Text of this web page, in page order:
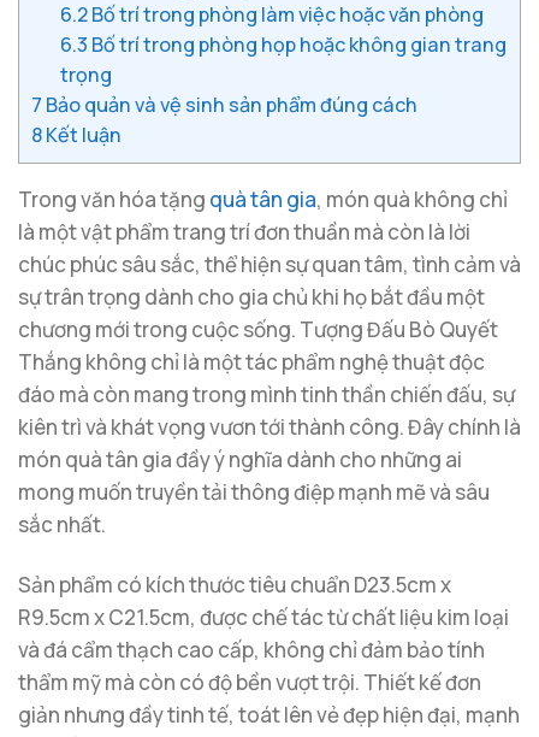
6.2Bố trí trong phòng làm việc hoặc văn phòng
6.3 Bố trí trong phòng họp hoặc không gian trang
trọng
7 Bảo quản và vệ sinh sản phẩm đúng cách
8Kết luận
Trong văn hóa tặng quà tân gia, món quà không chỉ
là một vật phẩm trang trí đơn thuần mà còn là lời
chúc phúc sâu sắc, thể hiện sự quan tâm, tình cảm và
sự trân trọng dành cho gia chủ khi họ bắt đầu một
chương mới trong cuộc sống. Tượng Đấu Bò Quyết
Thắng không chỉ là một tác phẩm nghệ thuật độc
đáo mà còn mang trong mình tinh thần chiến đấu, sự
kiên trì và khát vọng vươn tới thành công. Đây chính là
món quà tân gia đầy ý nghĩa dành cho những ai
mong muốn truyền tải thông điệp mạnh mẽ và sâu
sắc nhất.
Sản phẩm có kích thước tiêu chuẩn D23.5cm x
R9.5cm x C21.5cm, được chế tác từ chất liệu kim loại
và đá cẩm thạch cao cấp, không chỉ đảm bảo tính
thẩm mỹ mà còn có độ bền vượt trội. Thiết kế đơn
giản nhưng đầy tinh tế, toát lên vẻ đẹp hiện đại, mạnh